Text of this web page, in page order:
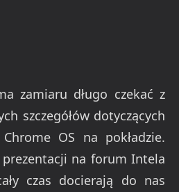
zamiaru długo czekać z
szczegółów dotyczących
OS na pokładzie.
na forum Intela
czas docierają do nas